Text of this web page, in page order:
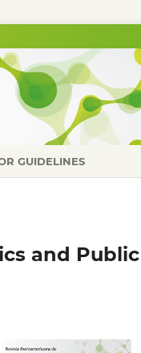
GUIDELINES
and Public